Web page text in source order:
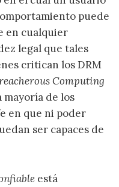
puede
en cualquier
legal que tales
critican los DRM
Computing
de los
en que ni poder
ser capaces de
está